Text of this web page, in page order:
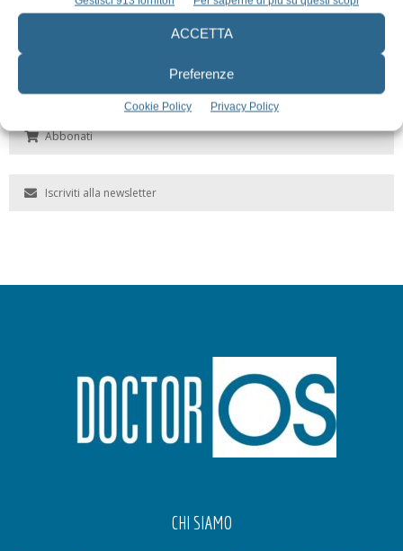
ACCETTA
Preferenze
Cookie Policy Privacy Policy
Abbonati
Iscriviti alla newsletter
CHI SIAMO